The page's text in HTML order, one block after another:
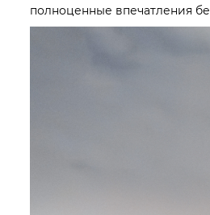
полноценные впечатления